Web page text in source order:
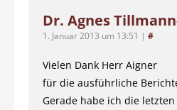
Dr. Agnes
1. Januar 2013 um 13:51 | #
Vielen Dank Herr Aigner
für die ausführliche
Gerade habe ich die